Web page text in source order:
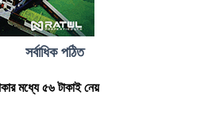
সর্বাধিক পঠিত
মধ্যে ৫৬ টাকাই নেয়